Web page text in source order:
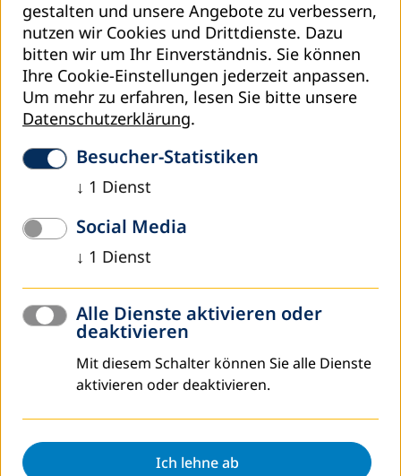
Vorbereitung und besondere Rahmenbedingungen, die
über rein inländische Projekte hinausgehen. Er kann von
Leitungen über Mitarbeiter*innen für Internationales bis
hin zu interessierten Mitarbeiter*innen einer
Volkshochschule individuell eingesetzt werden.
Der Wegweiser und die darin enthaltenen Tools können
separat genutzt werden und sind hier zum Download zur
Verfügung gestellt:
Wegweiser interkommunALE
Hinweise zur Anwendung
gestalten und unsere Angebote zu verbessern,
nutzen wir Cookies und Drittdienste. Dazu
bitten wir um Ihr Einverständnis. Sie können
Ihre Cookie-Einstellungen jederzeit anpassen.
Um mehr zu erfahren, lesen Sie bitte unsere
Datenschutzerklärung.
Besucher-Statistiken
↓ 1 Dienst
Social Media
↓ 1 Dienst
Alle Dienste aktivieren oder
deaktivieren
Mit diesem Schalter können Sie alle Dienste
aktivieren oder deaktivieren.
Ich lehne ab